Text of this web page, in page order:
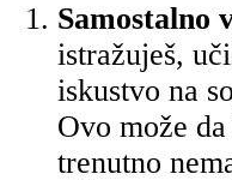
Samostalno
istražuješ,
iskustvo na
Ovo može
trenutno